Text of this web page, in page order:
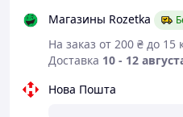
Магазины Rozetka
На заказ от 200 ₴ до 15
Доставка 10 - 12
Нова Пошта